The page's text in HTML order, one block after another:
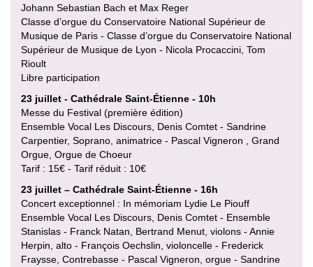
Johann Sebastian Bach et Max Reger
Classe d’orgue du Conservatoire National Supérieur de
Musique de Paris - Classe d’orgue du Conservatoire National
Supérieur de Musique de Lyon - Nicola Procaccini, Tom
Rioult
Libre participation
23 juillet - Cathédrale Saint-Étienne - 10h
Messe du Festival (première édition)
Ensemble Vocal Les Discours, Denis Comtet - Sandrine
Carpentier, Soprano, animatrice - Pascal Vigneron , Grand
Orgue, Orgue de Choeur
Tarif : 15€ - Tarif réduit : 10€
23 juillet – Cathédrale Saint-Étienne - 16h
Concert exceptionnel : In mémoriam Lydie Le Piouff
Ensemble Vocal Les Discours, Denis Comtet - Ensemble
Stanislas - Franck Natan, Bertrand Menut, violons - Annie
Herpin, alto - François Oechslin, violoncelle - Frederick
Fraysse, Contrebasse - Pascal Vigneron, orgue - Sandrine